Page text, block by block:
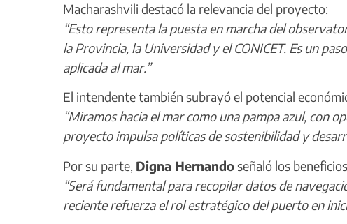
Macharashvili destacó la relevancia del proyecto:
“Esto representa la puesta en marcha del
la Provincia, la Universidad y el CONICET. Es un
aplicada al mar.”
El intendente también subrayó el potencial
“Miramos hacia el mar como una pampa azul, con
proyecto impulsa políticas de sostenibilidad y
Por su parte, Digna Hernando señaló los
“Será fundamental para recopilar datos de
reciente refuerza el rol estratégico del puerto en